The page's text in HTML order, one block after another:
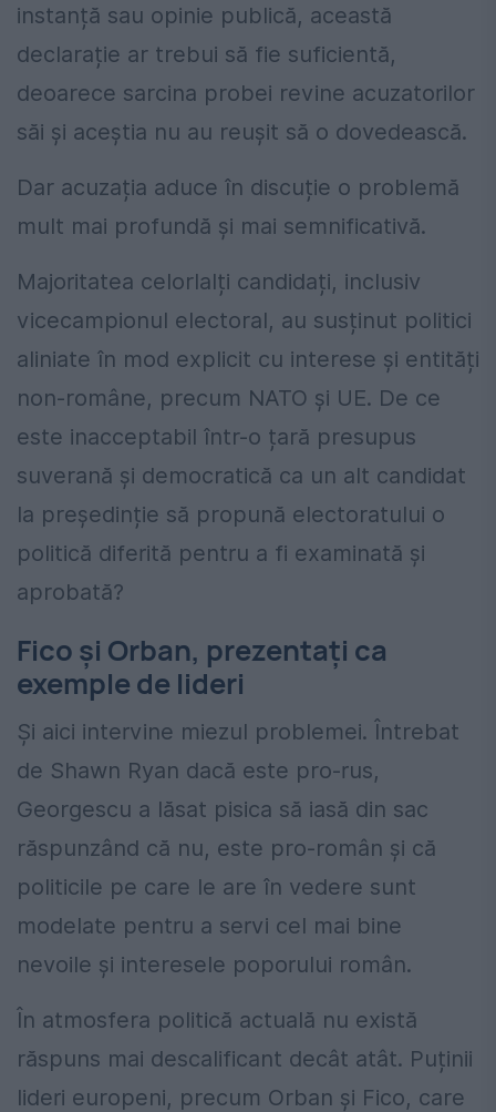
instanță sau opinie publică, această
declarație ar trebui să fie suficientă,
deoarece sarcina probei revine acuzatorilor
săi și aceștia nu au reușit să o dovedească.
Dar acuzația aduce în discuție o problemă
mult mai profundă și mai semnificativă.
Majoritatea celorlalți candidați, inclusiv
vicecampionul electoral, au susținut politici
aliniate în mod explicit cu interese și entități
non-române, precum NATO și UE. De ce
este inacceptabil într-o țară presupus
suverană și democratică ca un alt candidat
la președinție să propună electoratului o
politică diferită pentru a fi examinată și
aprobată?
Fico și Orban, prezentați ca
exemple de lideri
Și aici intervine miezul problemei. Întrebat
de Shawn Ryan dacă este pro-rus,
Georgescu a lăsat pisica să iasă din sac
răspunzând că nu, este pro-român și că
politicile pe care le are în vedere sunt
modelate pentru a servi cel mai bine
nevoile și interesele poporului român.
În atmosfera politică actuală nu există
răspuns mai descalificant decât atât. Puținii
lideri europeni, precum Orban și Fico, care